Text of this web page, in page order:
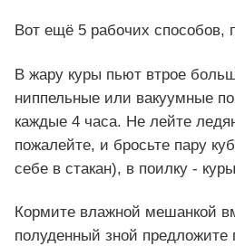
Вот ещё 5 рабочих способов,
В жару куры пьют втрое
ниппельные или вакуумные
каждые 4 часа. Не лейте
пожалейте, и бросьте пару
себе в стакан), в поилку -
Кормите влажной мешанкой
полуденный зной предложите